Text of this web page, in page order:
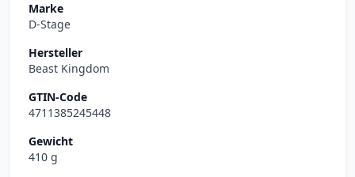
Marke
D-Stage
Hersteller
Beast Kingdom
GTIN-Code
4711385245448
Gewicht
410 g